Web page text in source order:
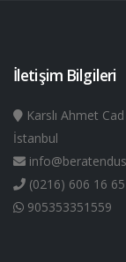
İletişim Bilgileri
Karslı Ahmet
İstanbul
(0216) 606 16 65
905353351559